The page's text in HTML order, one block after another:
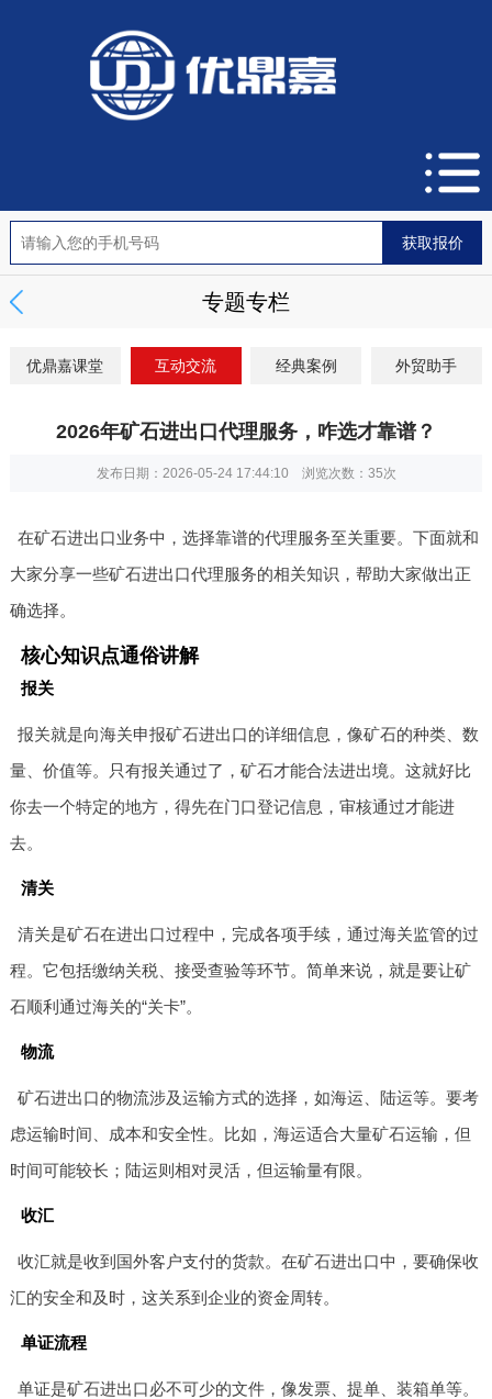
专题专栏
优鼎嘉课堂 互动交流 经典案例 外贸助手
2026年矿石进出口代理服务，咋选才靠谱？
发布日期：2026-05-24 17:44:10 浏览次数： 35次
在矿石进出口业务中，选择靠谱的代理服务至关重要。下面就和
大家分享一些矿石进出口代理服务的相关知识，帮助大家做出正
确选择。
核心知识点通俗讲解
报关
报关就是向海关申报矿石进出口的详细信息，像矿石的种类、数
量、价值等。只有报关通过了，矿石才能合法进出境。这就好比
你去一个特定的地方，得先在门口登记信息，审核通过才能进
去。
清关
清关是矿石在进出口过程中，完成各项手续，通过海关监管的过
程。它包括缴纳关税、接受查验等环节。简单来说，就是要让矿
石顺利通过海关的“关卡”。
物流
矿石进出口的物流涉及运输方式的选择，如海运、陆运等。要考
虑运输时间、成本和安全性。比如，海运适合大量矿石运输，但
时间可能较长；陆运则相对灵活，但运输量有限。
收汇
收汇就是收到国外客户支付的货款。在矿石进出口中，要确保收
汇的安全和及时，这关系到企业的资金周转。
单证流程
单证是矿石进出口必不可少的文件，像发票、提单、装箱单等。